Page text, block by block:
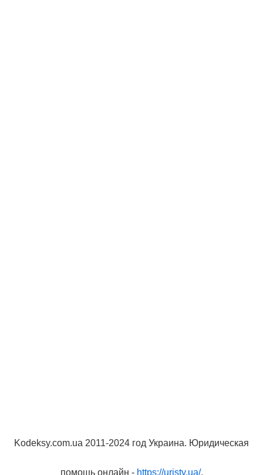
Kodeksy.com.ua 2011-2024 год Украина. Юридическая
помощь онлайн - https://uristy.ua/.